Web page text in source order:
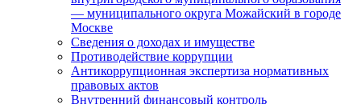
— муниципального округа Можайский в городе
Москве
Сведения о доходах и имуществе
Противодействие коррупции
Антикоррупционная экспертиза нормативных
правовых актов
Внутренний финансовый контроль